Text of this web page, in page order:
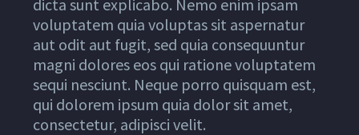
dicta sunt explicabo. Nemo enim ipsam
voluptatem quia voluptas sit aspernatur
aut odit aut fugit, sed quia consequuntur
magni dolores eos qui ratione voluptatem
sequi nesciunt. Neque porro quisquam est,
qui dolorem ipsum quia dolor sit amet,
consectetur, adipisci velit.